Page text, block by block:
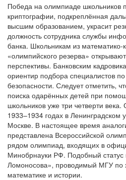
Победа на олимпиаде школьников
криптографии, подкреплённая
высшим образованием, украсит
должность сотрудника службы
банка. Школьникам из математико-
«олимпийского резерва»
перспективы. Банковским
ориентир подбора специалистов
безопасности. Следует отметить,
поиска одарённых детей при
школьников уже три четверти
1933–1934 годах в Ленинградском
Москве. В настоящее время
представлена Всероссийской
рядом олимпиад, входящих в
Минобрнауки РФ. Подобный статус
Ломоносова», проводимый МГУ по
математике и истории.